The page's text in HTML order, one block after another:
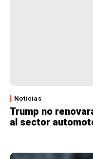
Noticias
Trump no
al sector